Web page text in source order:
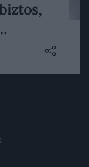
állva
álló